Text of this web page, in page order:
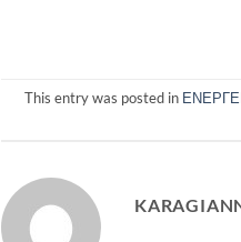
This entry was posted in